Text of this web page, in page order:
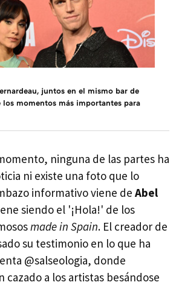
juntos en el mismo bar de
los momentos más importantes para
ninguna de las partes ha
ni existe una foto que lo
informativo viene de Abel
siendo el '¡Hola!' de los
made in Spain. El creador de
su testimonio en lo que ha
@salseologia, donde
cazado a los artistas besándose